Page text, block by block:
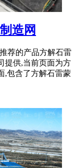
造网
荐的产品方解石雷
提供,当前页面为方
,包含了方解石雷蒙